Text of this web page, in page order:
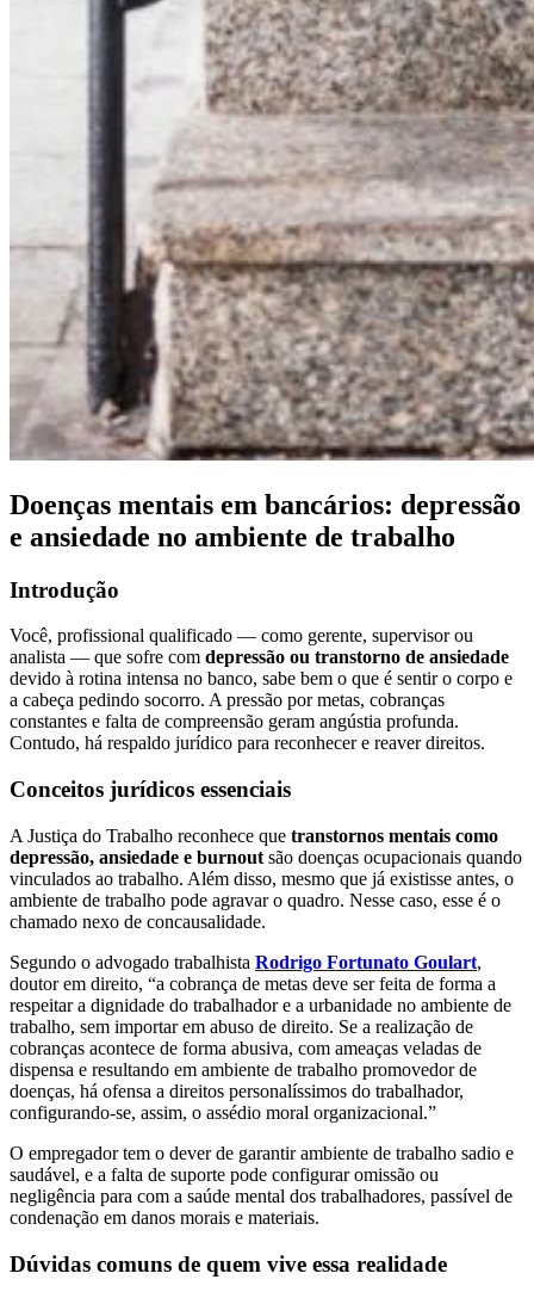
Doenças mentais em bancários: depressão
e ansiedade no ambiente de trabalho
Introdução
Você, profissional qualificado — como gerente, supervisor ou
analista — que sofre com depressão ou transtorno de ansiedade
devido à rotina intensa no banco, sabe bem o que é sentir o corpo e
a cabeça pedindo socorro. A pressão por metas, cobranças
constantes e falta de compreensão geram angústia profunda.
Contudo, há respaldo jurídico para reconhecer e reaver direitos.
Conceitos jurídicos essenciais
A Justiça do Trabalho reconhece que transtornos mentais como
depressão, ansiedade e burnout são doenças ocupacionais quando
vinculados ao trabalho. Além disso, mesmo que já existisse antes, o
ambiente de trabalho pode agravar o quadro. Nesse caso, esse é o
chamado nexo de concausalidade.
Segundo o advogado trabalhista Rodrigo Fortunato Goulart,
doutor em direito, “a cobrança de metas deve ser feita de forma a
respeitar a dignidade do trabalhador e a urbanidade no ambiente de
trabalho, sem importar em abuso de direito. Se a realização de
cobranças acontece de forma abusiva, com ameaças veladas de
dispensa e resultando em ambiente de trabalho promovedor de
doenças, há ofensa a direitos personalíssimos do trabalhador,
configurando-se, assim, o assédio moral organizacional.”
O empregador tem o dever de garantir ambiente de trabalho sadio e
saudável, e a falta de suporte pode configurar omissão ou
negligência para com a saúde mental dos trabalhadores, passível de
condenação em danos morais e materiais.
Dúvidas comuns de quem vive essa realidade